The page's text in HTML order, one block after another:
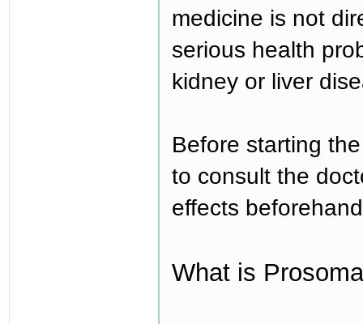
medicine is not
serious health
kidney or liver
Before starting
to consult the
effects
What is